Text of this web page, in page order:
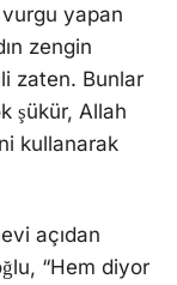
vurgu yapan
zengin
zaten. Bunlar
şükür, Allah
kullanarak
açıdan
“Hem diyor